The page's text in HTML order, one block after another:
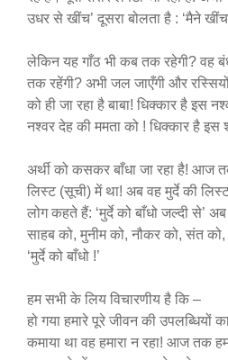
उधर से खींच’ दूसरा बोलता है : ‘मैने
लेकिन यह गाँठ भी कब तक रहेगी? वह
तक रहेंगी? अभी जल जाएँगी और
को ही जा रहा है बाबा! धिक्कार है इस
नश्वर देह की ममता को ! धिक्कार है इस
अर्थी को कसकर बाँधा जा रहा है! आज
लिस्ट (सूची) में था! अब वह मुर्दे की
लोग कहते हैं: ‘मुर्दे को बाँधो जल्दी से’
साहब को, मुनीम को, नौकर को, संत
‘मुर्दे को बाँधो !’
हम सभी के लिय विचारणीय है कि –
हो गया हमारे पूरे जीवन की
कमाया था वह हमारा न रहा! आज तक